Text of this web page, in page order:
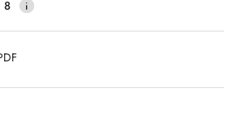
Wyślij
8